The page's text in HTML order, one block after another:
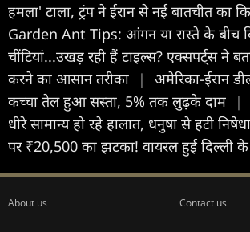
हमला' टाला, ट्रंप ने ईरान से नई बातचीत का
Garden Ant Tips: आंगन या रास्ते के बीच
चींटियां...उखड़ रही हैं टाइल्स? एक्सपर्ट्स ने
करने का आसान तरीका
|
अमेरिका-ईरान
कच्चा तेल हुआ सस्ता, 5% तक लुढ़के दाम
|
धीरे सामान्य हो रहे हालात, धनुषा से हटी
पर ₹20,500 का झटका! वायरल हुई दिल्ली
About us Contact us